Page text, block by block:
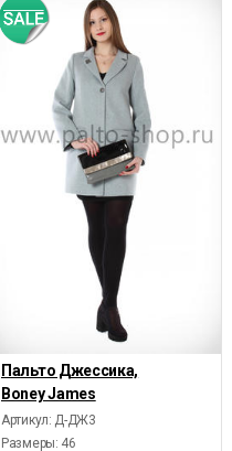
Пальто Джессика,
Boney James
Артикул: Д-ДЖ3
Размеры: 46